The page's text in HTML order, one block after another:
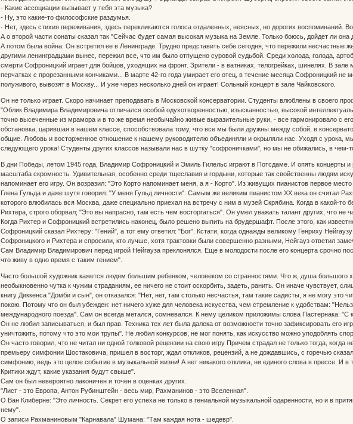
- Какие ассоциации вызывает у тебя эта музыка?
- Ну, это какие-то философские раздумья.
- Нет, здесь стихия переживания, здесь перекликаются голоса отдаленных, неясных, но дорогих воспоминаний.
А о второй части сонаты сказал так "Сейчас будет самая высокая музыка на Земле. Только боюсь, дойдет ли она
А потом была война. Он встретил ее в Ленинграде. Трудно представить себе сегодня, что пережили несчастные
другими ленинградцами вынес, пережил все, что им было отпущено суровой судьбой. Среди холода, голода,
смерти Софроницкий играет для бойцов, уходящих на фронт. Зрители - в ватниках, телогрейках, шинелях. В зале
перчатках с прорезанными кончиками... В марте 42-го года умирает его отец, в течение месяца Софроницкий не
полуживого, вывозят в Москву... И уже через несколько дней он играет! Сольный концерт в зале Чайковского.
Он не только играет. Скоро начинает преподавать в Московской консерватории. Студенты влюблены в своего
"Облик Владимира Владимировича отличался особой одухотворенностью, изысканностью, высокой
точно высеченные из мрамора и в то же время необычайно живые выразительные руки, - все гармонировало с
обстановка, царившая в нашем классе, способствовала тому, что все мы были дружны между собой, в
общие. Любовь и восторженное отношение к нашему руководителю объединяли и окрыляли нас. Уходя с урока,
следующего урока! Студенты других классов называли нас в шутку "софроничками", но мы не обижались, в чем-
В дни Победы, летом 1945 года, Владимир Софроницкий и Эмиль Гилельс играют в Потсдаме. И опять концерты и
масштаба скромность. Удивительная, особенно среди тщеславия и гордыни, которые так свойственны людям
напоминает его игру. Он возразил: "Это Корто напоминает меня, а я - Корто". Из живущих пианистов первое
Глена Гульда и даже шутя говорил: "У меня Гульд личности". Самым же великим пианистом XX века он считал
которого влюбилась вся Москва, даже специально приехал на встречу с ним в музей Скрябина. Когда в какой-то
Рихтера, строго оборвал; "Это вы напрасно, там есть чем восторгаться". Он умел уважать талант других, что не
Когда Рихтер и Софроницкий встретились наконец, было решено выпить на брудершафт. После этого, как
Софроницкий сказал Рихтеру: "Гений", а тот ему ответил: "Бог". Кстати, когда однажды великому Генриху
Софроницкого и Рихтера и спросили, кто лучше, хотя трактовки были совершенно разными, Нейгауз ответил
Сам Владимир Владимирович перед игрой Нейгауза преклонялся. Еще в молодости после его концерта срочно
что живу в одно время с таким гением".
Часто большой художник кажется людям большим ребенком, человеком со странностями. Что ж, душа большого
необыкновенно чутка к чужим страданиям, ее ничего не стоит оскорбить, задеть, ранить. Он иначе чувствует,
книгу Диккенса "Домби и сын", он отказался: "Нет, нет, там столько несчастья, там такие садисты, я не могу это
покою. Потому что он был убежден: нет ничего хуже для человека искусства, чем стремление к удобствам:
международного поезда". Сам он всегда метался, сомневался. К нему целиком приложимы слова Пастернака: "С
Он не любил записываться, и был прав. Техника тех лет была далека от возможности точно зафиксировать его
уничтожить, потому что это мои трупы". Не любил конкурсов, не мог понять, как искусство можно уподоблять
Он часто говорил, что не читал ни одной толковой рецензии на свою игру Причем страдал не только тогда,
премьеру симфонии Шостаковича, пришел в восторг, ждал откликов, рецензий, а не дождавшись, с горечью
симфонию, ведь это целое событие в музыкальной жизни! А нет никакого отклика, ни единого слова в прессе. И
Критики ждут, какие указания будут свыше".
Сам он был невероятно лаконичен и точен в оценках других.
"Лист - это Европа, Антон Рубинштейн - весь мир, Рахманинов - это Вселенная".
О Ван Клиберне: "Это личность. Секрет его успеха не только в гениальной музыкальной одаренности, но и в
нему".
О записи Рахманиновым "Карнавала" Шумана: "Там каждая нота - шедевр".